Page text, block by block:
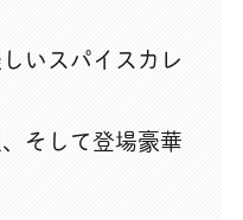
いスパイスカレ
そして登場豪華